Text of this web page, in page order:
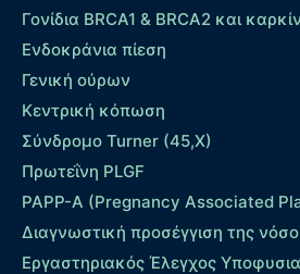
Γονίδια BRCA1 & BRCA2 και
Ενδοκράνια πίεση
Γενική ούρων
Κεντρική κόπωση
Σύνδρομο Turner (45,X)
Πρωτεΐνη PLGF
PAPP-A (Pregnancy Associated
Διαγνωστική προσέγγιση της
Εργαστηριακός Έλεγχος